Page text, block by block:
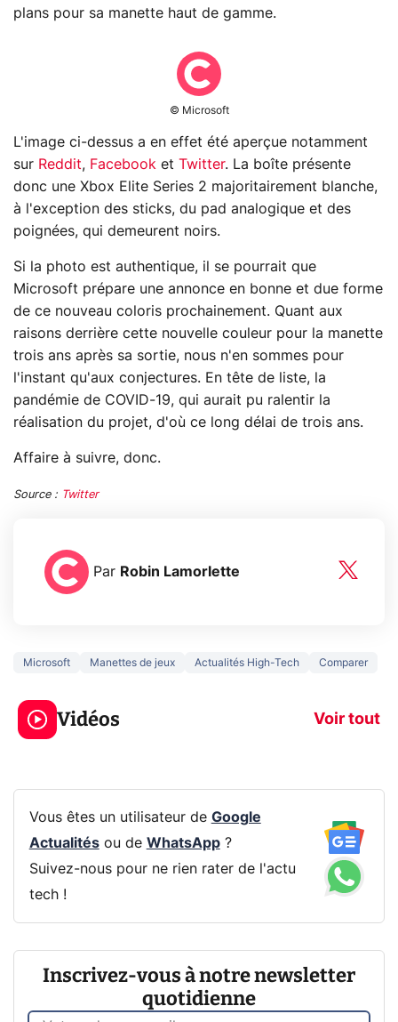
plans pour sa manette haut de gamme.
© Microsoft
L'image ci-dessus a en effet été aperçue notamment
sur Reddit, Facebook et Twitter. La boîte présente
donc une Xbox Elite Series 2 majoritairement blanche,
à l'exception des sticks, du pad analogique et des
poignées, qui demeurent noirs.
Si la photo est authentique, il se pourrait que
Microsoft prépare une annonce en bonne et due forme
de ce nouveau coloris prochainement. Quant aux
raisons derrière cette nouvelle couleur pour la manette
trois ans après sa sortie, nous n'en sommes pour
l'instant qu'aux conjectures. En tête de liste, la
pandémie de COVID-19, qui aurait pu ralentir la
réalisation du projet, d'où ce long délai de trois ans.
Affaire à suivre, donc.
Source : Twitter
Par Robin Lamorlette
Microsoft Manettes de jeux Actualités High-Tech Comparer
Vidéos Voir tout
3 écrans en 1 pour
319€ ? Voici L'AOC
CQ32G4ZA !
5 générations
prochaine
Vous êtes un utilisateur de Google
Actualitésou de WhatsApp?
Suivez-nous pour ne rien rater de l'actu
tech !
Inscrivez-vous à notre newsletter
quotidienne